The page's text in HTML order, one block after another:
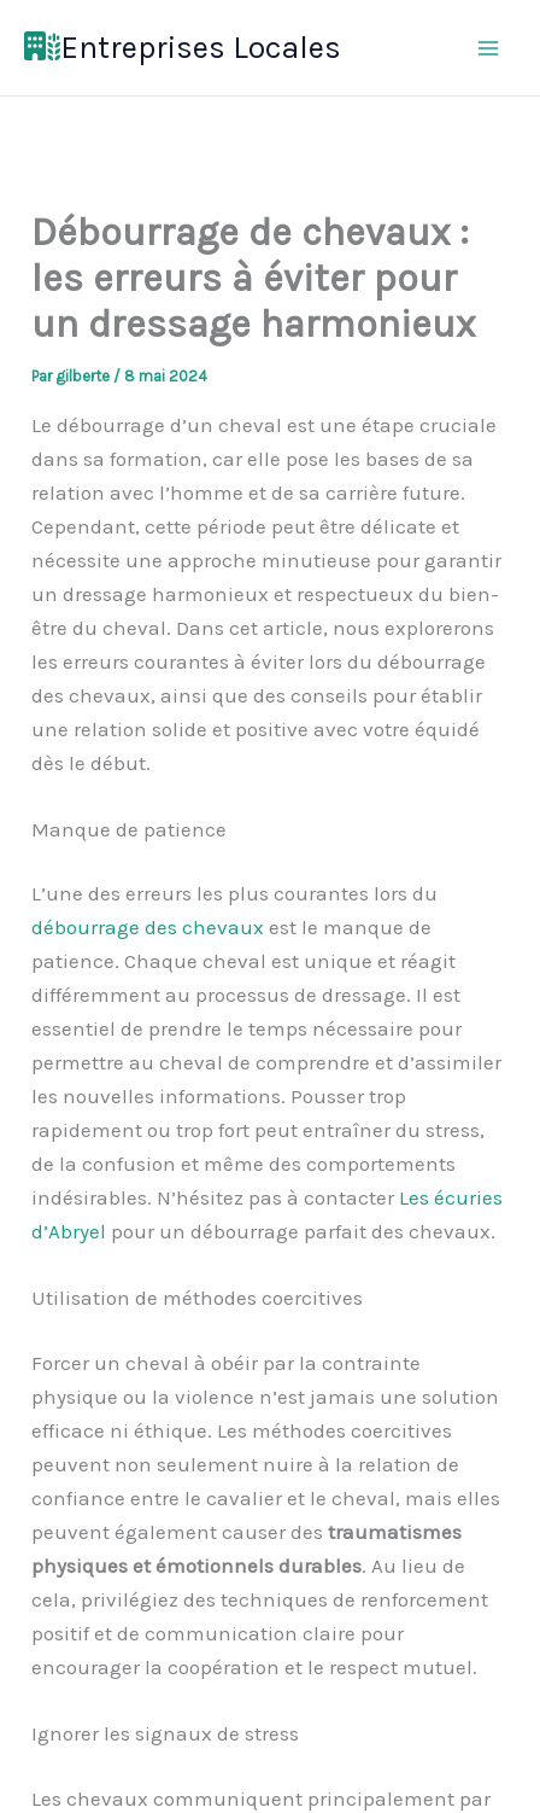
Entreprises Locales
Débourrage de chevaux :
les erreurs à éviter pour
un dressage harmonieux
Par gilberte / 8 mai 2024
Le débourrage d’un cheval est une étape cruciale
dans sa formation, car elle pose les bases de sa
relation avec l’homme et de sa carrière future.
Cependant, cette période peut être délicate et
nécessite une approche minutieuse pour garantir
un dressage harmonieux et respectueux du bien-
être du cheval. Dans cet article, nous explorerons
les erreurs courantes à éviter lors du débourrage
des chevaux, ainsi que des conseils pour établir
une relation solide et positive avec votre équidé
dès le début.
Manque de patience
L’une des erreurs les plus courantes lors du
débourrage des chevaux est le manque de
patience. Chaque cheval est unique et réagit
différemment au processus de dressage. Il est
essentiel de prendre le temps nécessaire pour
permettre au cheval de comprendre et d’assimiler
les nouvelles informations. Pousser trop
rapidement ou trop fort peut entraîner du stress,
de la confusion et même des comportements
indésirables. N’hésitez pas à contacter Les écuries
d’Abryel pour un débourrage parfait des chevaux.
Utilisation de méthodes coercitives
Forcer un cheval à obéir par la contrainte
physique ou la violence n’est jamais une solution
efficace ni éthique. Les méthodes coercitives
peuvent non seulement nuire à la relation de
confiance entre le cavalier et le cheval, mais elles
peuvent également causer destraumatismes
physiques et émotionnels durables. Au lieu de
cela, privilégiez des techniques de renforcement
positif et de communication claire pour
encourager la coopération et le respect mutuel.
Ignorer les signaux de stress
Les chevaux communiquent principalement par